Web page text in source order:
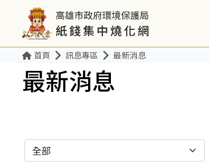
首頁 訊息專區 最新消息
最新消息
分類